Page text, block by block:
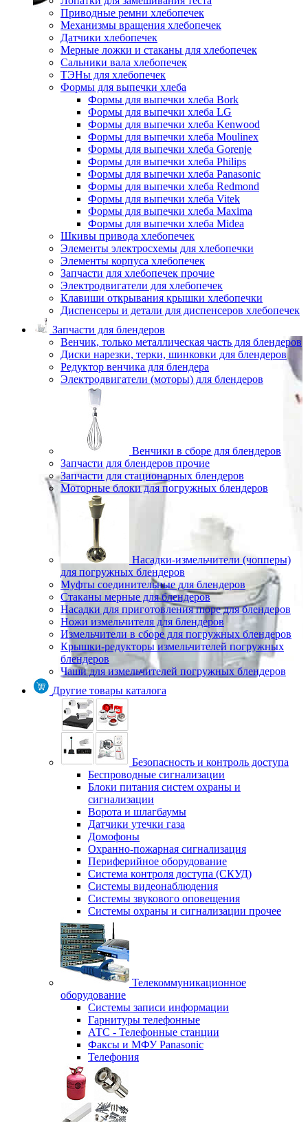
Приводные ремни хлебопечек
Механизмы вращения хлебопечек
Датчики хлебопечек
Мерные ложки и стаканы для хлебопечек
Сальники вала хлебопечек
ТЭНы для хлебопечек
Формы для выпечки хлеба
Формы для выпечки хлеба Bork
Формы для выпечки хлеба LG
Формы для выпечки хлеба Kenwood
Формы для выпечки хлеба Moulinex
Формы для выпечки хлеба Gorenje
Формы для выпечки хлеба Philips
Формы для выпечки хлеба Panasonic
Формы для выпечки хлеба Redmond
Формы для выпечки хлеба Vitek
Формы для выпечки хлеба Maxima
Формы для выпечки хлеба Midea
Шкивы привода хлебопечек
Элементы электросхемы для хлебопечки
Элементы корпуса хлебопечек
Запчасти для хлебопечек прочие
Электродвигатели для хлебопечек
Клавиши открывания крышки хлебопечки
Диспенсеры и детали для диспенсеров хлебопечек
Запчасти для блендеров
Венчик, только металлическая часть для блендеров
Диски нарезки, терки, шинковки для блендеров
Редуктор венчика для блендера
Электродвигатели (моторы) для блендеров
Венчики в сборе для блендеров
Запчасти для блендеров прочие
Запчасти для стационарных блендеров
Моторные блоки для погружных блендеров
Насадки-измельчители (чопперы)
для погружных блендеров
Муфты соединительные для блендеров
Стаканы мерные для блендеров
Насадки для приготовления пюре для блендеров
Ножи измельчителя для блендеров
Измельчители в сборе для погружных блендеров
Крышки-редукторы измельчителей погружных
блендеров
Чаши для измельчителей погружных блендеров
Другие товары каталога
Безопасность и контроль доступа
Беспроводные сигнализации
Блоки питания систем охраны и
сигнализации
Ворота и шлагбаумы
Датчики утечки газа
Домофоны
Охранно-пожарная сигнализация
Периферийное оборудование
Система контроля доступа (СКУД)
Системы видеонаблюдения
Системы звукового оповещения
Системы охраны и сигнализации прочее
Телекоммуникационное
оборудование
Системы записи информации
Гарнитуры телефонные
АТС - Телефонные станции
Факсы и МФУ Panasonic
Телефония